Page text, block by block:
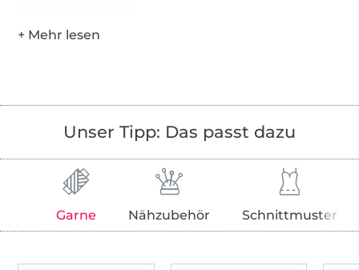
Unser Tipp: Das passt dazu
Garne Nähzubehör Schnittmuster